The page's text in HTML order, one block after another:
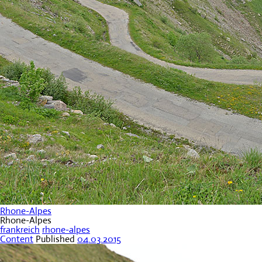
Rhone-Alpes
Rhone-Alpes
frankreich rhone-alpes
Content Published04.03.2015